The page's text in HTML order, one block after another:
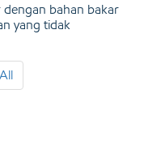
bahan bakar
yang tidak